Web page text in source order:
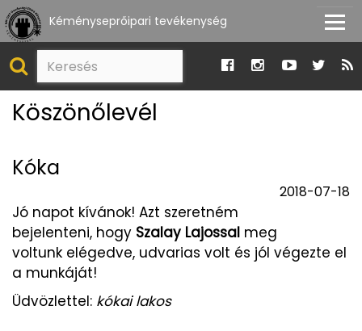
Kéményseprőipari tevékenység
Köszönőlevél
Kóka
2018-07-18
Jó napot kívánok! Azt szeretném
bejelenteni, hogy Szalay Lajossal meg
voltunk elégedve, udvarias volt és jól végezte el
a munkáját!
Üdvözlettel: kókai lakos